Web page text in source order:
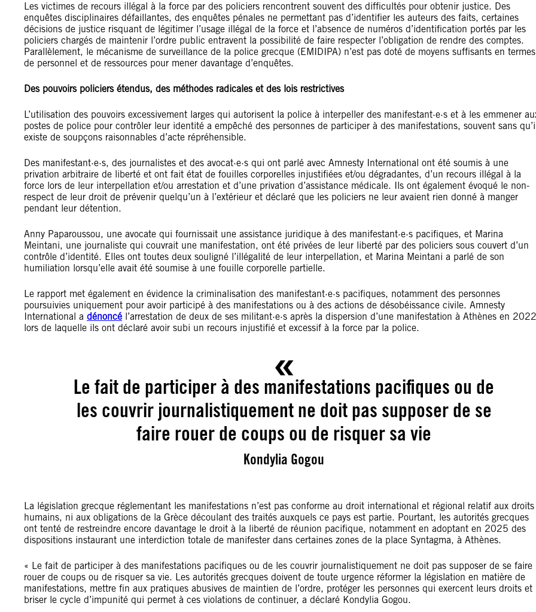
Les victimes de recours illégal à la force par des policiers rencontrent souvent des difficultés pour obtenir justice. Des
enquêtes disciplinaires défaillantes, des enquêtes pénales ne permettant pas d’identifier les auteurs des faits, certaines
décisions de justice risquant de légitimer l’usage illégal de la force et l’absence de numéros d’identification portés par les
policiers chargés de maintenir l’ordre public entravent la possibilité de faire respecter l’obligation de rendre des comptes.
Parallèlement, le mécanisme de surveillance de la police grecque (EMIDIPA) n’est pas doté de moyens suffisants en termes
de personnel et de ressources pour mener davantage d’enquêtes.
Des pouvoirs policiers étendus, des méthodes radicales et des lois restrictives
L’utilisation des pouvoirs excessivement larges qui autorisent la police à interpeller des manifestant·e·s et à les emmener
postes de police pour contrôler leur identité a empêché des personnes de participer à des manifestations, souvent sans
existe de soupçons raisonnables d’acte répréhensible.
Des manifestant·e·s, des journalistes et des avocat·e·s qui ont parlé avec Amnesty International ont été soumis à une
privation arbitraire de liberté et ont fait état de fouilles corporelles injustifiées et/ou dégradantes, d’un recours illégal à la
force lors de leur interpellation et/ou arrestation et d’une privation d’assistance médicale. Ils ont également évoqué le non-
respect de leur droit de prévenir quelqu’un à l’extérieur et déclaré que les policiers ne leur avaient rien donné à manger
pendant leur détention.
Anny Paparoussou, une avocate qui fournissait une assistance juridique à des manifestant·e·s pacifiques, et Marina
Meintani, une journaliste qui couvrait une manifestation, ont été privées de leur liberté par des policiers sous couvert d’un
contrôle d’identité. Elles ont toutes deux souligné l’illégalité de leur interpellation, et Marina Meintani a parlé de son
humiliation lorsqu’elle avait été soumise à une fouille corporelle partielle.
Le rapport met également en évidence la criminalisation des manifestant·e·s pacifiques, notamment des personnes
poursuivies uniquement pour avoir participé à des manifestations ou à des actions de désobéissance civile. Amnesty
International a dénoncé l’arrestation de deux de ses militant·e·s après la dispersion d’une manifestation à Athènes en
lors de laquelle ils ont déclaré avoir subi un recours injustifié et excessif à la force par la police.
Le fait de participer à des manifestations pacifiques ou de
les couvrir journalistiquement ne doit pas supposer de se
faire rouer de coups ou de risquer sa vie
Kondylia Gogou
La législation grecque réglementant les manifestations n’est pas conforme au droit international et régional relatif aux droits
humains, ni aux obligations de la Grèce découlant des traités auxquels ce pays est partie. Pourtant, les autorités grecques
ont tenté de restreindre encore davantage le droit à la liberté de réunion pacifique, notamment en adoptant en 2025 des
dispositions instaurant une interdiction totale de manifester dans certaines zones de la place Syntagma, à Athènes.
« Le fait de participer à des manifestations pacifiques ou de les couvrir journalistiquement ne doit pas supposer de se faire
rouer de coups ou de risquer sa vie. Les autorités grecques doivent de toute urgence réformer la législation en matière de
manifestations, mettre fin aux pratiques abusives de maintien de l’ordre, protéger les personnes qui exercent leurs droits et
briser le cycle d’impunité qui permet à ces violations de continuer, a déclaré Kondylia Gogou.